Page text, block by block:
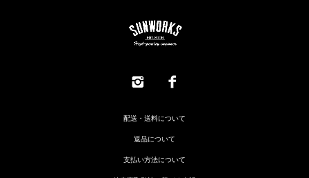
配送・送料について
返品について
支払い方法について